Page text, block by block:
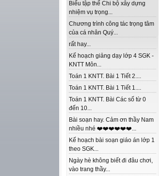
Biểu tập thể Chi bộ xây dựng
nhiệm vụ trọng...
Chương trình công tác trọng tâm
của cá nhân Quý...
rất hay...
Kế hoạch giảng dạy lớp 4 SGK -
KNTT Môn...
Toán 1 KNTT. Bài 1 Tiết 2....
Toán 1 KNTT. Bài 1 Tiết 1....
Toán 1 KNTT. Bài Các số từ 0
đến 10...
Bài soạn hay. Cảm ơn thầy Nam
nhiều nhé ❤️❤️❤️❤️❤️❤️...
Kế hoạch bài soạn giáo án lớp 1
theo SGK...
Ngày hè không biết đi đâu chơi,
vào trang thầy...